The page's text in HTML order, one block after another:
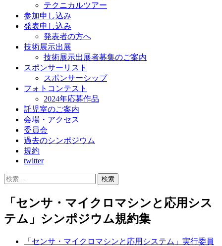
テクニカルツアー
参加申し込み
発表申し込み
発表者の方へ
技術展示出展
技術展示出展者募集のご案内
スポンサーリスト
スポンサーシップ
フォトコンテスト
2024年応募作品
託児室のご案内
会場・アクセス
委員会
過去のシンポジウム
規約
twitter
検
「センサ・マイクロマシンと応用シス
テム」シンポジウム規約集
「センサ・マイクロマシンと応用システム」実行委員